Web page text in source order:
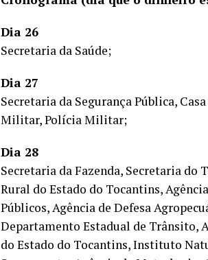
Dia 26
Secretaria da Saúde;
Dia 27
Secretaria da Segurança Pública,
Militar, Polícia Militar;
Dia 28
Secretaria da Fazenda, Secretaria
Rural do Estado do Tocantins,
Públicos, Agência de Defesa
Departamento Estadual de Trânsito,
do Estado do Tocantins, Instituto